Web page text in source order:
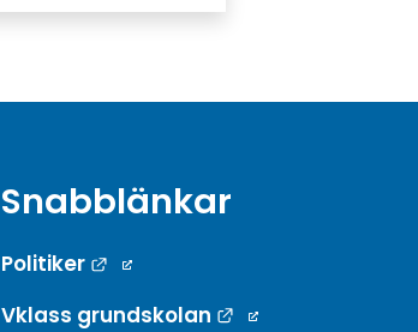
Snabblänkar
Politiker
Länk till annan webbplats.
Vklass grundskolan
Länk till annan